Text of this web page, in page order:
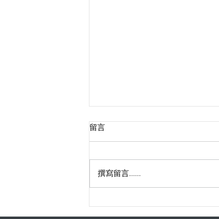
司老闆抽資秘技：出糧定派
留言
撰寫留言......